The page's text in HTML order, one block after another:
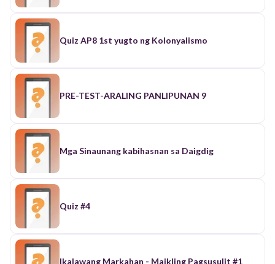
Quiz AP8 1st yugto ng Kolonyalismo
PRE-TEST-ARALING PANLIPUNAN 9
Mga Sinaunang kabihasnan sa Daigdig
Quiz #4
Ikalawang Markahan - Maikling Pagsusulit #1